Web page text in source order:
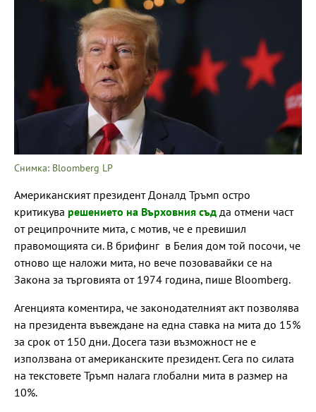
Снимка: Bloomberg LP
Американският президент Доналд Тръмп остро
критикува решението на Върховния съд да отмени част
от реципрочните мита, с мотив, че е превишил
правомощията си. В брифинг в Белия дом той посочи, че
отново ще наложи мита, но вече позовавайки се на
Закона за търговията от 1974 година, пише Bloomberg.
Агенцията коментира, че законодателният акт позволява
на президента въвеждане на една ставка на мита до 15%
за срок от 150 дни. Досега тази възможност не е
използвана от американските президент. Сега по силата
на текстовете Тръмп налага глобални мита в размер на
10%.